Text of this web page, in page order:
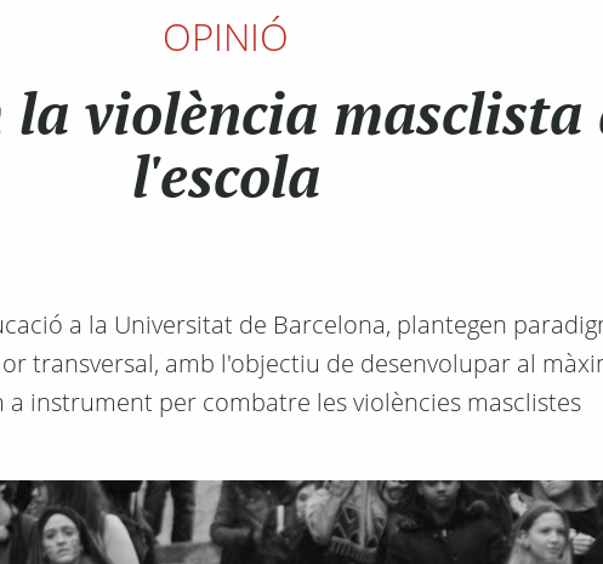
OPINIÓ
violència masclista
l'escola
a la Universitat de Barcelona, plantegen
transversal, amb l'objectiu de desenvolupar al
a instrument per combatre les violències masclistes